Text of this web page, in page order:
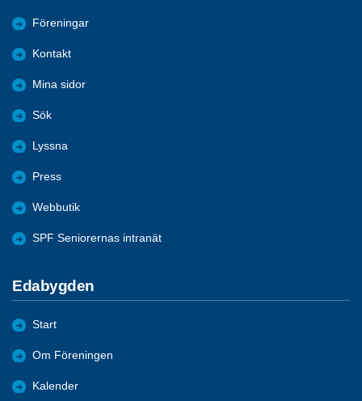
Föreningar
Kontakt
Mina sidor
Sök
Lyssna
Press
Webbutik
SPF Seniorernas intranät
Edabygden
Start
Om Föreningen
Kalender